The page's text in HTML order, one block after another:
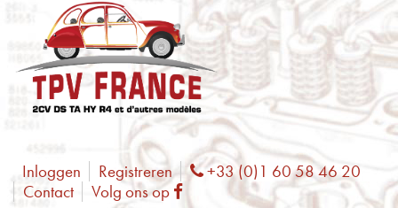
Inloggen Registreren Phone
+33 (0)1 60 58 46 20
Contact
Volg ons op Facebook